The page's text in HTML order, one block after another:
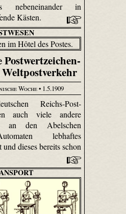
in
Kästen.
Postwertzeichen-
Woche• 1.5.1909
Reichs-Post­
auch viele andere
an den Abelschen
Automaten lebhaftes
und dieses bereits schon